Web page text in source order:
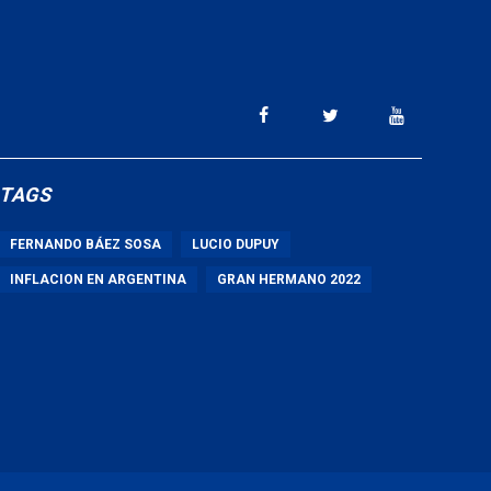
TAGS
FERNANDO BÁEZ SOSA LUCIO DUPUY
INFLACION EN ARGENTINA GRAN HERMANO 2022